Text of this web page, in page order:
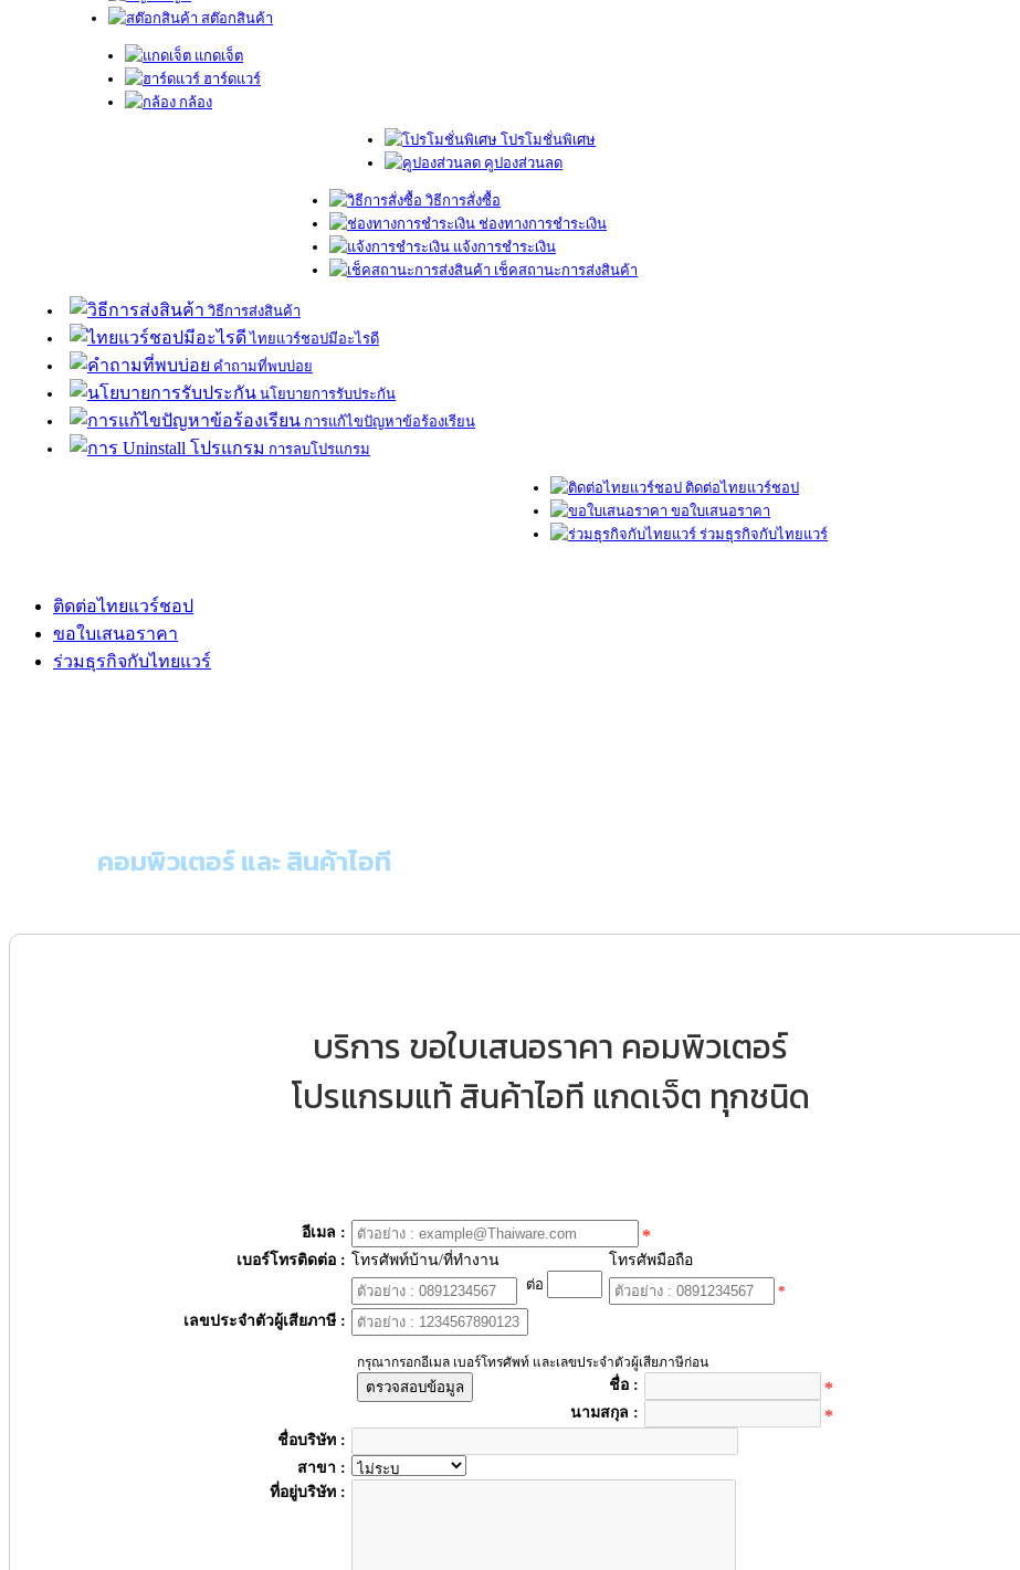
สต๊อกสินค้า
แกดเจ็ต
ฮาร์ดแวร์
กล้อง
โปรโมชั่นพิเศษ
คูปองส่วนลด
วิธีการสั่งซื้อ
ช่องทางการชำระเงิน
แจ้งการชำระเงิน
เช็คสถานะการส่งสินค้า
วิธีการส่งสินค้า
ไทยแวร์ชอปมีอะไรดี
คำถามที่พบบ่อย
นโยบายการรับประกัน
การแก้ไขปัญหาข้อร้องเรียน
การลบโปรแกรม
ติดต่อไทยแวร์ชอป
ขอใบเสนอราคา
ร่วมธุรกิจกับไทยแวร์
ติดต่อไทยแวร์ชอป
ขอใบเสนอราคา
ร่วมธุรกิจกับไทยแวร์
คอมพิวเตอร์ และ สินค้าไอที
บริการ ขอใบเสนอราคา คอมพิวเตอร์
โปรแกรมแท้ สินค้าไอที แกดเจ็ต ทุกชนิด
อีเมล : *
เบอร์โทรติดต่อ : โทรศัพท์บ้าน/ที่ทำงาน
ต่อ
โทรศัพมือถือ
*
เลขประจำตัวผู้เสียภาษี :
กรุณากรอกอีเมล เบอร์โทรศัพท์ และเลขประจำตัวผู้เสียภาษีก่อน
ตรวจสอบข้อมูล ชื่อ : *
นามสกุล : *
ชื่อบริษัท :
สาขา :
ที่อยู่บริษัท :